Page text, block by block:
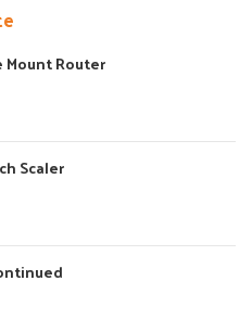
Mount Router
Scaler